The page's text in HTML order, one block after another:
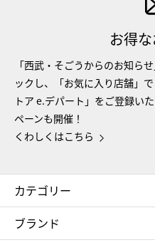
お得
「西武・そごうからのお知ら
ックし、「お気に入り店舗」
トア e.デパート」をご登録い
ペーンも開催！
くわしくはこちら
カテゴリー
コスメ＆ビューティー
ギフト
ブランド